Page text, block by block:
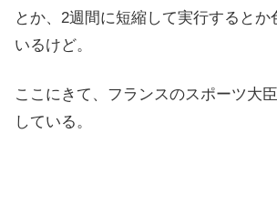
とか、2週間に短縮して実行するとか
いるけど。
ここにきて、フランスのスポーツ大
している。